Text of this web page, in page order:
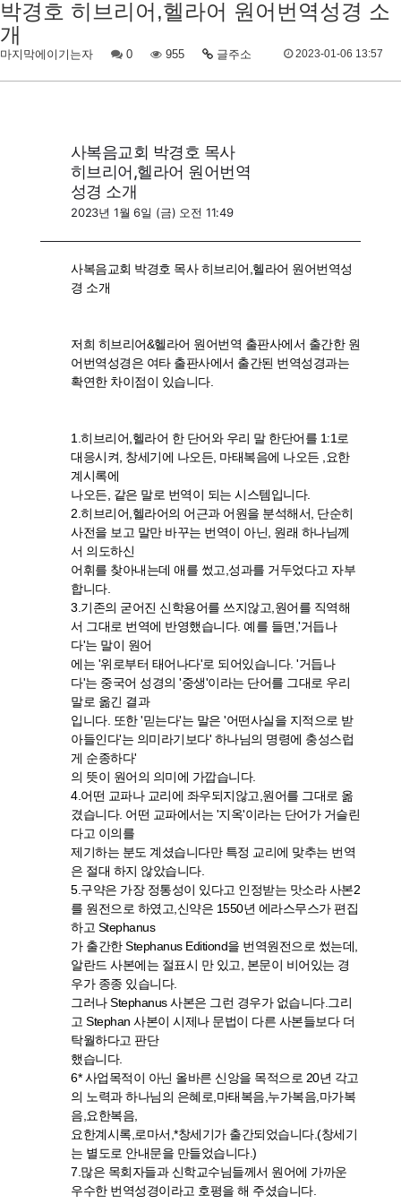
박경호 히브리어,헬라어 원어번역성경 소
개
마지막에이기는자 0 955 글주소 2023-01-06 13:57
사복음교회 박경호 목사
히브리어,헬라어 원어번역
성경 소개
2023년 1월 6일 (금) 오전 11:49
사복음교회 박경호 목사 히브리어,헬라어 원어번역성
경 소개
저희 히브리어&헬라어 원어번역 출판사에서 출간한 원
어번역성경은 여타 출판사에서 출간된 번역성경과는
확연한 차이점이 있습니다.
1.히브리어,헬라어 한 단어와 우리 말 한단어를 1:1로
대응시켜, 창세기에 나오든, 마태복음에 나오든 ,요한
계시록에
나오든, 같은 말로 번역이 되는 시스템입니다.
2.히브리어,헬라어의 어근과 어원을 분석해서, 단순히
사전을 보고 말만 바꾸는 번역이 아닌, 원래 하나님께
서 의도하신
어휘를 찾아내는데 애를 썼고,성과를 거두었다고 자부
합니다.
3.기존의 굳어진 신학용어를 쓰지않고,원어를 직역해
서 그대로 번역에 반영했습니다. 예를 들면,'거듭나
다'는 말이 원어
에는 '위로부터 태어나다'로 되어있습니다. '거듭나
다'는 중국어 성경의 '중생'이라는 단어를 그대로 우리
말로 옮긴 결과
입니다. 또한 '믿는다'는 말은 '어떤사실을 지적으로 받
아들인다'는 의미라기보다' 하나님의 명령에 충성스럽
게 순종하다'
의 뜻이 원어의 의미에 가깝습니다.
4.어떤 교파나 교리에 좌우되지않고,원어를 그대로 옮
겼습니다. 어떤 교파에서는 '지옥'이라는 단어가 거슬린
다고 이의를
제기하는 분도 계셨습니다만 특정 교리에 맞추는 번역
은 절대 하지 않았습니다.
5.구약은 가장 정통성이 있다고 인정받는 맛소라 사본2
를 원전으로 하였고,신약은 1550년 에라스무스가 편집
하고 Stephanus
가 출간한 Stephanus Editiond을 번역원전으로 썼는데,
알란드 사본에는 절표시 만 있고, 본문이 비어있는 경
우가 종종 있습니다.
그러나 Stephanus 사본은 그런 경우가 없습니다.그리
고 Stephan 사본이 시제나 문법이 다른 사본들보다 더
탁월하다고 판단
했습니다.
6* 사업목적이 아닌 올바른 신앙을 목적으로 20년 각고
의 노력과 하나님의 은혜로,마태복음,누가복음,마가복
음,요한복음,
요한계시록,로마서,*창세기가 출간되었습니다.(창세기
는 별도로 안내문을 만들었습니다.)
7.많은 목회자들과 신학교수님들께서 원어에 가까운
우수한 번역성경이라고 호평을 해 주셨습니다.